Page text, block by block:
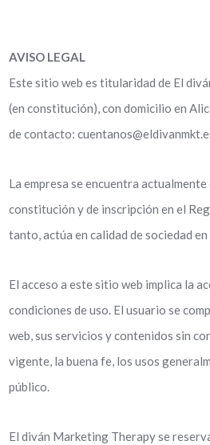
AVISO LEGAL
Este sitio web es titularidad de El
(en constitución), con domicilio en
de contacto:
La empresa se encuentra
constitución y de inscripción en el
tanto, actúa en calidad de sociedad
El acceso a este sitio web implica la
condiciones de uso. El usuario se
web, sus servicios y contenidos sin
vigente, la buena fe, los usos
público.
El diván Marketing Therapy se